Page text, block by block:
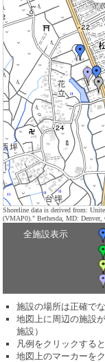
Shoreline data is derived from:
(VMAP0)." Bethesda, MD: Denver,
全施設表示
施設の場所は正確で
地図上に周辺の施設
施設）
凡例をクリックする
地図上のマーカーを